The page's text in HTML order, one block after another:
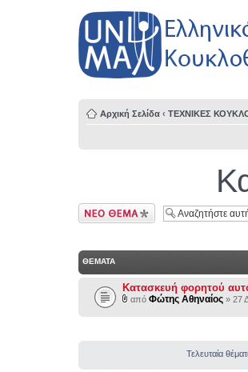
Αρχική Σελίδα ‹ ΤΕΧΝΙΚΕΣ
Δημιουργία νέου
θέματος
ΘΕΜΑΤΑ
Κατασκευή φορητού
από Φώτης Αθηναίος » 27
Τελευταία